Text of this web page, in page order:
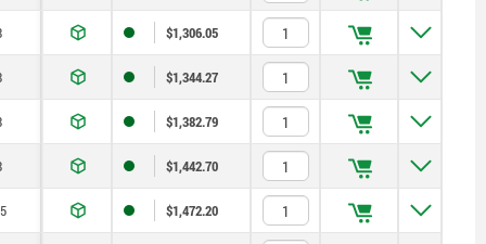
$1,306.05
$1,344.27
$1,382.79
$1,442.70
$1,472.20